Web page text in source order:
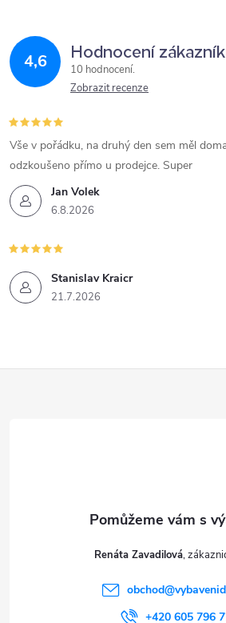
i
s
u
4,6 Hodnocení
10 hodnocení
Zobrazit recenze
Jan Volek
6.8.2026
Vše v pořádku, na druhý den sem měl
odzkoušeno přímo u prodejce. Super
Stanislav Kraicr
21.7.2026
Renáta Zavadilová
obchod@
+420 605 796